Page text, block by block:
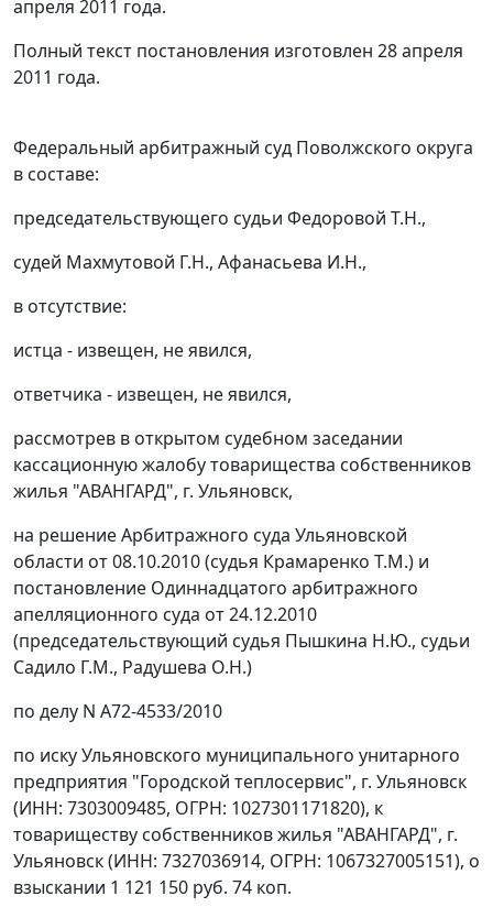
апреля 2011 года.
Полный текст постановления изготовлен 28 апреля
2011 года.
Федеральный арбитражный суд Поволжского округа
в составе:
председательствующего судьи Федоровой Т.Н.,
судей Махмутовой Г.Н., Афанасьева И.Н.,
в отсутствие:
истца - извещен, не явился,
ответчика - извещен, не явился,
рассмотрев в открытом судебном заседании
кассационную жалобу товарищества собственников
жилья "АВАНГАРД", г. Ульяновск,
на решение Арбитражного суда Ульяновской
области от 08.10.2010 (судья Крамаренко Т.М.) и
постановление Одиннадцатого арбитражного
апелляционного суда от 24.12.2010
(председательствующий судья Пышкина Н.Ю., судьи
Садило Г.М., Радушева О.Н.)
по делу N А72-4533/2010
по иску Ульяновского муниципального унитарного
предприятия "Городской теплосервис", г. Ульяновск
(ИНН: 7303009485, ОГРН: 1027301171820), к
товариществу собственников жилья "АВАНГАРД", г.
Ульяновск (ИНН: 7327036914, ОГРН: 1067327005151), о
взыскании 1 121 150 руб. 74 коп.